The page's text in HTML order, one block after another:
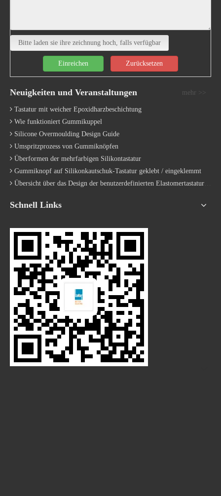
Bitte laden sie ihre zeichnung hoch, falls verfügbar
Einreichen Zurücksetzen
Neuigkeiten und Veranstaltungen mehr >>
Tastatur mit weicher Epoxidharzbeschichtung
Wie funktioniert Gummikuppel
Silicone Overmoulding Design Guide
Umspritzprozess von Gummiknöpfen
Überformen der mehrfarbigen Silikontastatur
Gummiknopf auf Silikonkautschuk-Tastatur geklebt / eingeklemmt
Übersicht über das Design der benutzerdefinierten Elastomertastatur | Hersteller
Schnell Links